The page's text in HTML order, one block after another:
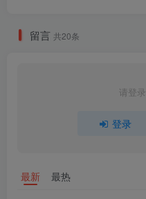
[8.4]
雨波HaneAme – NO.513 26年
雨波HaneAme – NO.511 26年
雨波HaneAme – NO.510 26年
留言 共20条
请登
登录
最新 最热